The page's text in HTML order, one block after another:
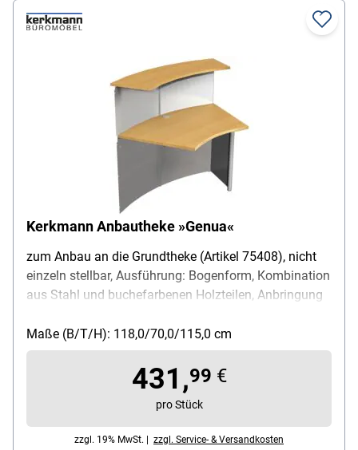
Kerkmann Anbautheke »Genua«
zum Anbau an die Grundtheke (Artikel 75408), nicht
einzeln stellbar, Ausführung: Bogenform, Kombination
aus Stahl und buchefarbenen Holzteilen, Anbringung
Maße (B/T/H): 118/70/115 cm
Maße (B/T/H): 118,0/70,0/115,0 cm
431,99 €
pro Stück
zzgl. 19% MwSt. | zzgl. Service- & Versandkosten